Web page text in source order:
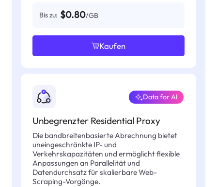
Bis zu: $0.80/GB
Kaufen
Unbegrenzter Residential Proxy
Data for AI
Die bandbreitenbasierte Abrechnung bietet
uneingeschränkte IP- und
Verkehrskapazitäten und ermöglicht flexible
Anpassungen an Parallelität und
Datendurchsatz für skalierbare Web-
Scraping-Vorgänge.